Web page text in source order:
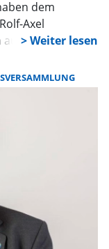
dem
Axel